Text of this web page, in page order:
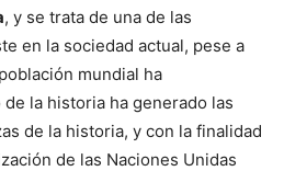
, y se trata de una de las
en la sociedad actual, pese a
mundial ha
la historia ha generado las
de la historia, y con la finalidad
de las Naciones Unidas